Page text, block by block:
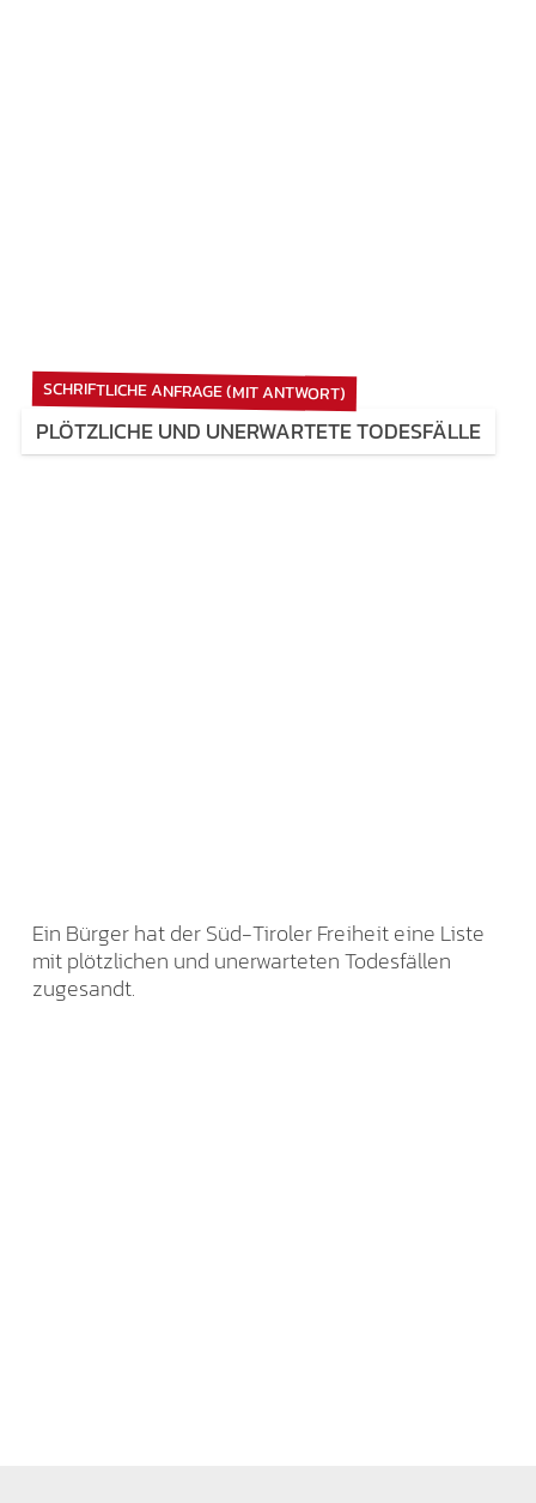
SCHRIFTLICHE ANFRAGE (MIT ANTWORT)
PLÖTZLICHE UND UNERWARTETE TODESFÄLLE
Ein Bürger hat der Süd-Tiroler Freiheit eine Liste
mit plötzlichen und unerwarteten Todesfällen
zugesandt.